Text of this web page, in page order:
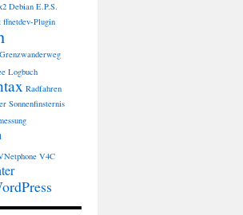
Debian E.P.S.
ffnetdev-Plugin
Grenzwanderweg
Logbuch
Radfahren
Sonnenfinsternis
V4C